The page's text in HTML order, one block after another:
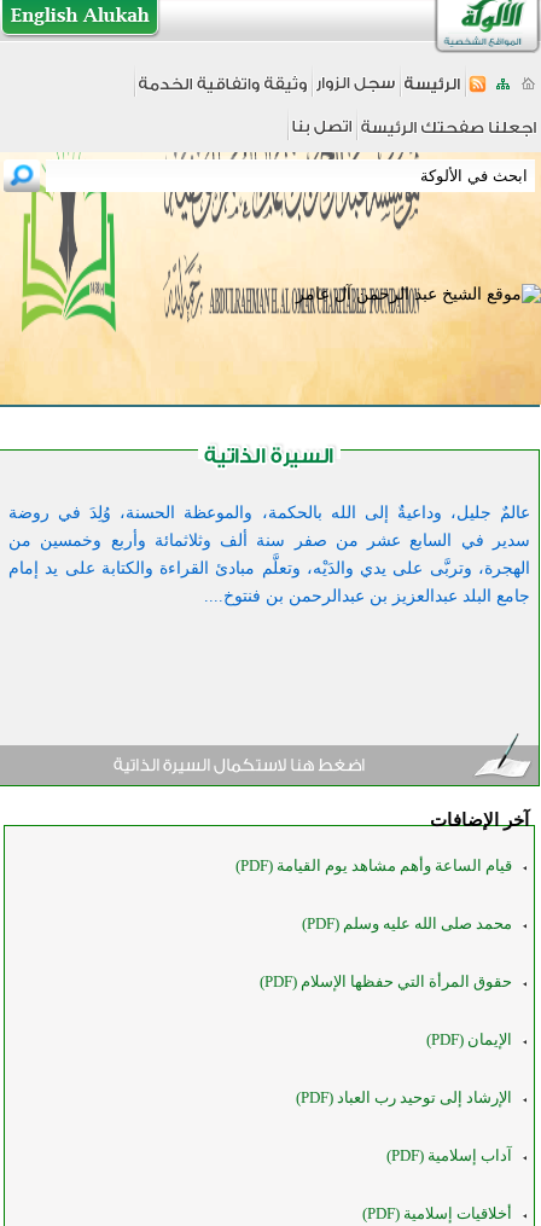
عالمٌ جليل، وداعيةٌ إلى الله بالحكمة، والموعظة الحسنة، وُلِدَ في روضة
سدير في السابع عشر من صفر سنة ألف وثلاثمائة وأربع وخمسين من
الهجرة، وتربَّى على يدي والدَيْه، وتعلَّم مبادئ القراءة والكتابة على يد إمام
جامع البلد عبدالعزيز بن عبدالرحمن بن فنتوخ....
آخر الإضافات
قيام الساعة وأهم مشاهد يوم القيامة (PDF)
محمد صلى الله عليه وسلم (PDF)
حقوق المرأة التي حفظها الإسلام (PDF)
الإيمان (PDF)
الإرشاد إلى توحيد رب العباد (PDF)
آداب إسلامية (PDF)
أخلاقيات إسلامية (PDF)